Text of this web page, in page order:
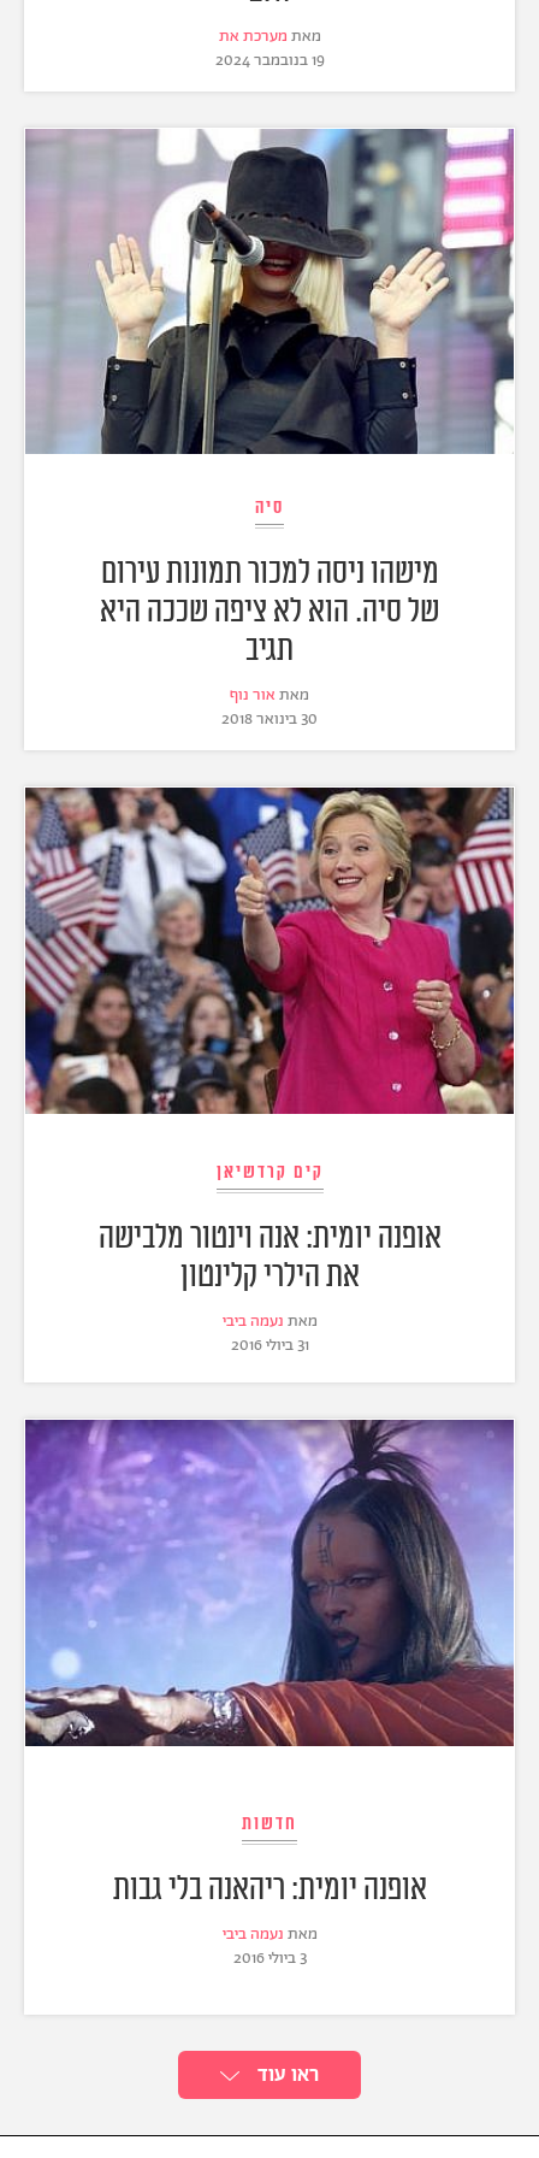
מאת מערכת את
19 בנובמבר 2024
סיה
מישהו ניסה למכור תמונות עירום
של סיה. הוא לא ציפה שככה היא
תגיב
מאת אור נוף
30 בינואר 2018
קים קרדשיאן
אופנה יומית: אנה וינטור מלבישה
את הילרי קלינטון
מאת נעמה ביבי
31 ביולי 2016
חדשות
אופנה יומית: ריהאנה בלי גבות
מאת נעמה ביבי
3 ביולי 2016
ראו עוד